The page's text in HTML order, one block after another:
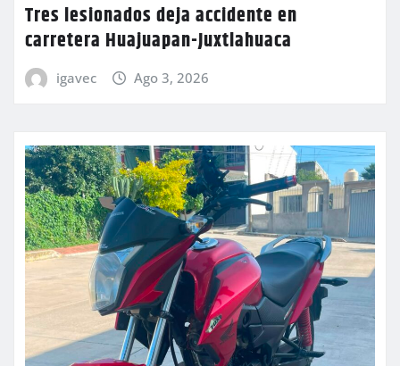
Tres lesionados deja accidente en
carretera Huajuapan-Juxtlahuaca
igavec Ago 3, 2026